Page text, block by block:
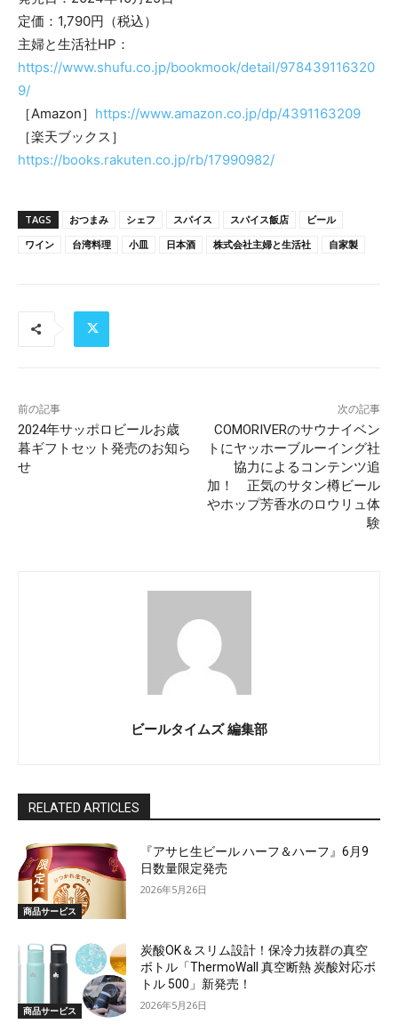
定価：1,790円（税込）
主婦と生活社HP：
https://www.shufu.co.jp/bookmook/detail/978439116320
9/
［Amazon］ https://www.amazon.co.jp/dp/4391163209
［楽天ブックス］
https://books.rakuten.co.jp/rb/17990982/
TAGS おつまみ シェフ スパイス スパイス飯店
ビール
ワイン
台湾料理 小皿 日本酒 株式会社主婦と生活社 自家製
前の記事
2024年サッポロビールお歳
暮ギフトセット発売のお知ら
せ
次の記事
COMORIVERのサウナイベン
トにヤッホーブルーイング社
協力によるコンテンツ追
加！ 正気のサタン樽ビール
やホップ芳香水のロウリュ体
験
ビールタイムズ 編集部
RELATED ARTICLES
商品サービス
『アサヒ生ビール ハーフ＆ハーフ』6月9
日数量限定発売
2026年5月26日
商品サービス
炭酸OK＆スリム設計！保冷力抜群の真空
ボトル「ThermoWall 真空断熱 炭酸対応ボ
トル 500」新発売！
2026年5月26日